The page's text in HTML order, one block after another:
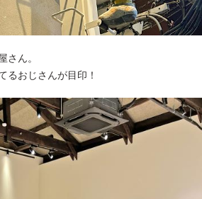
さん。
るおじさんが目印！